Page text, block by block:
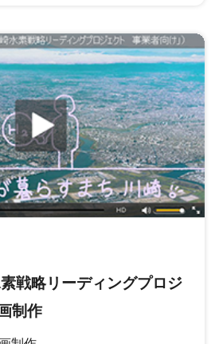
素戦略リーディングプロジ
制作